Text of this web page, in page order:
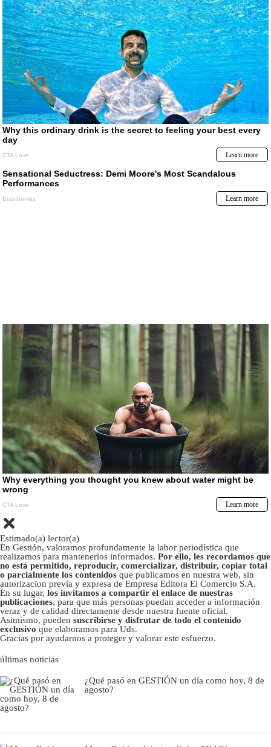
Estimado(a) lector(a)
En Gestión, valoramos profundamente la labor periodística que
realizamos para mantenerlos informados. Por ello, les recordamos que
no está permitido, reproducir, comercializar, distribuir, copiar total
o parcialmente los contenidos que publicamos en nuestra web, sin
autorizacion previa y expresa de Empresa Editora El Comercio S.A.
En su lugar, los invitamos a compartir el enlace de nuestras
publicaciones, para que más personas puedan acceder a información
veraz y de calidad directamente desde nuestra fuente oficial.
Asimismo, pueden suscribirse y disfrutar de todo el contenido
exclusivo que elaboramos para Uds.
Gracias por ayudarnos a proteger y valorar este esfuerzo.
últimas noticias
¿Qué pasó en GESTIÓN un día como hoy, 8 de
agosto?